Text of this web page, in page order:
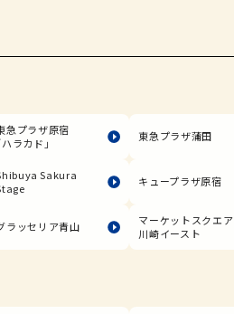
急プラザ原宿
ハラカド」
東急プラザ蒲田
Sakura
キュープラザ原宿
ラッセリア青山
マーケットスクエア
川崎イースト